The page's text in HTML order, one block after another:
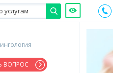
ВОПРОС